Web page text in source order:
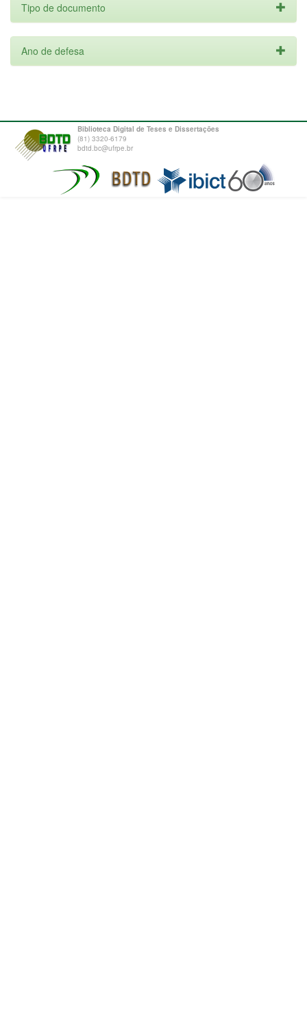
Tipo de documento
Ano de defesa
Biblioteca Digital de Teses e Dissertações
(81) 3320-6179
bdtd.bc@ufrpe.br